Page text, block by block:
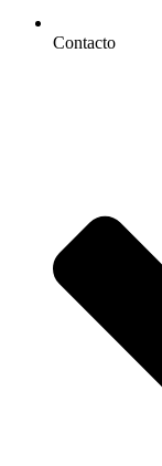
Contacto